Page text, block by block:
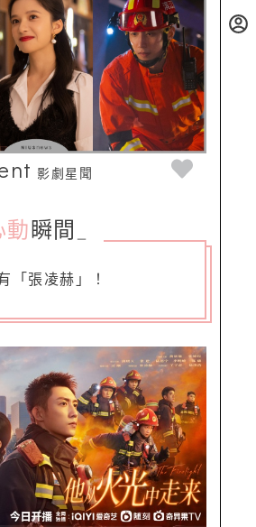
影劇星聞
動 瞬間
「張凌赫」！